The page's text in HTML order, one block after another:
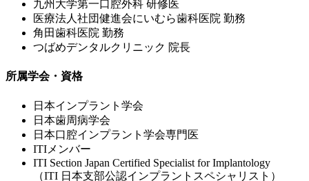
九州大学第一口腔外科 研修医
医療法人社団健進会にいむら歯科医院 勤務
角田歯科医院 勤務
つばめデンタルクリニック 院長
所属学会・資格
日本インプラント学会
日本歯周病学会
日本口腔インプラント学会専門医
ITIメンバー
ITI Section Japan Certified Specialist for Implantology
（ITI 日本支部公認インプラントスペシャリスト）